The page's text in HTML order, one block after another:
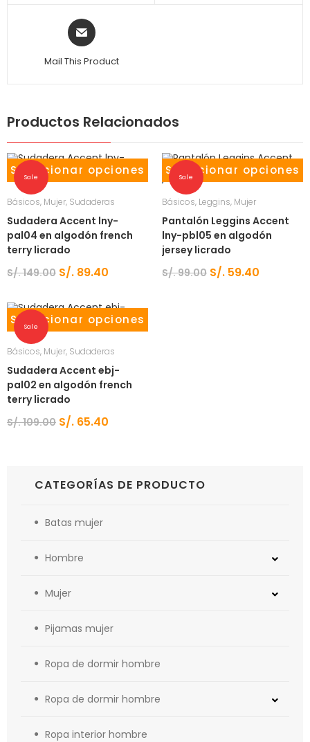
Mail This Product
Productos Relacionados
Sale
Seleccionar opciones
Básicos, Mujer, Sudaderas
Sudadera Accent lny-
pal04 en algodón french
terry licrado
S/.149.00 S/. 89.40
Sale
Seleccionar opciones
Básicos, Leggins, Mujer
Pantalón Leggins Accent
lny-pbl05 en algodón
jersey licrado
S/.99.00 S/. 59.40
Sale
Seleccionar opciones
Básicos, Mujer, Sudaderas
Sudadera Accent ebj-
pal02 en algodón french
terry licrado
S/.109.00 S/. 65.40
CATEGORÍAS DE PRODUCTO
Batas mujer
Hombre
Mujer
Pijamas mujer
Ropa de dormir hombre
Ropa de dormir hombre
Ropa interior hombre